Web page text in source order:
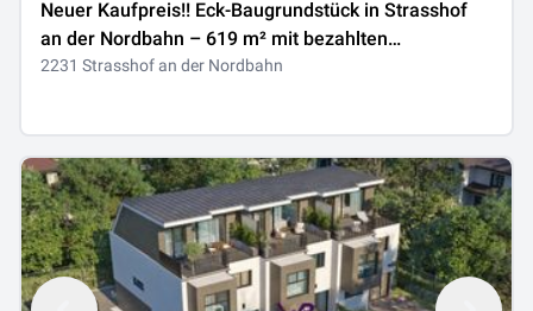
Neuer Kaufpreis!! Eck-Baugrundstück in Strasshof
an der Nordbahn – 619 m² mit bezahlten
Aufschliessungskosten
2231 Strasshof an der Nordbahn